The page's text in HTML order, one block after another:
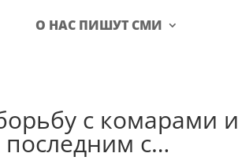
О НАС ПИШУТ СМИ
с комарами и
с…